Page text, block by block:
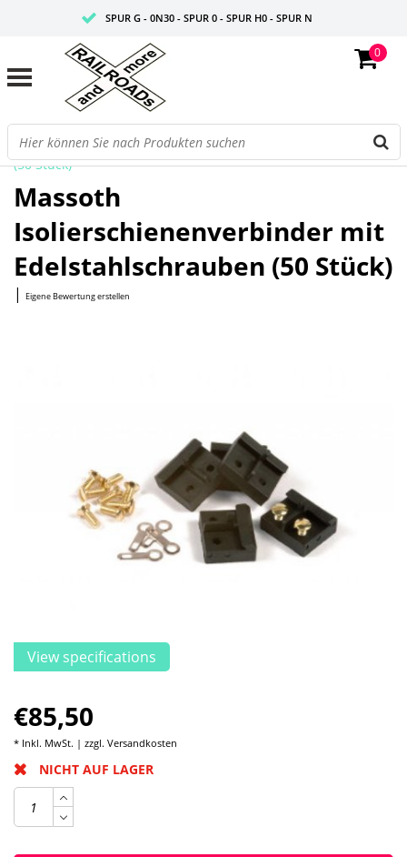
SPUR G - 0N30 - SPUR 0 - SPUR H0 - SPUR N
0
Startseite/Isolierschienenverbinder mit Edelstahlschrauben
(50 Stück)
Massoth
Isolierschienenverbinder mit
Edelstahlschrauben (50 Stück)
| Eigene Bewertung erstellen
View specifications
€85,50
* Inkl. MwSt. | zzgl. Versandkosten
NICHT AUF LAGER